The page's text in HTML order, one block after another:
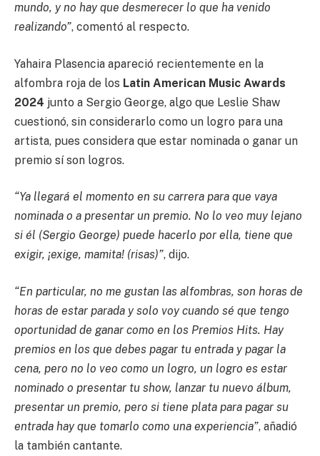
mundo, y no hay que desmerecer lo que ha venido
realizando”, comentó al respecto.
Yahaira Plasencia apareció recientemente en la
alfombra roja de los Latin American Music Awards
2024 junto a Sergio George, algo que Leslie Shaw
cuestionó, sin considerarlo como un logro para una
artista, pues considera que estar nominada o ganar un
premio sí son logros.
“Ya llegará el momento en su carrera para que vaya
nominada o a presentar un premio. No lo veo muy lejano
si él (Sergio George) puede hacerlo por ella, tiene que
exigir, ¡exige, mamita! (risas)”, dijo.
“En particular, no me gustan las alfombras, son horas de
horas de estar parada y solo voy cuando sé que tengo
oportunidad de ganar como en los Premios Hits. Hay
premios en los que debes pagar tu entrada y pagar la
cena, pero no lo veo como un logro, un logro es estar
nominado o presentar tu show, lanzar tu nuevo álbum,
presentar un premio, pero si tiene plata para pagar su
entrada hay que tomarlo como una experiencia”, añadió
la también cantante.